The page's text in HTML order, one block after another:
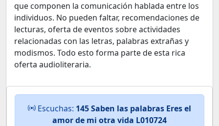
que componen la comunicación hablada entre los
individuos. No pueden faltar, recomendaciones de
lecturas, oferta de eventos sobre actividades
relacionadas con las letras, palabras extrañas y
modismos. Todo esto forma parte de esta rica
oferta audioliteraria.
Escuchas: 145 Saben las palabras Eres el
amor de mi otra vida L010724